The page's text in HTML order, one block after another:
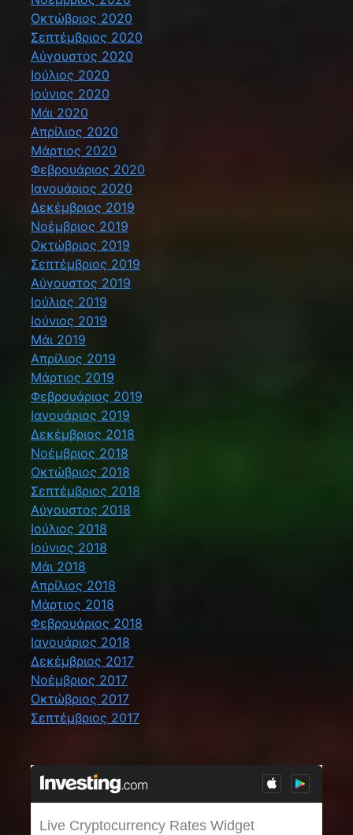
Οκτώβριος 2020
Σεπτέμβριος 2020
Αύγουστος 2020
Ιούλιος 2020
Ιούνιος 2020
Μάι 2020
Απρίλιος 2020
Μάρτιος 2020
Φεβρουάριος 2020
Ιανουάριος 2020
Δεκέμβριος 2019
Νοέμβριος 2019
Οκτώβριος 2019
Σεπτέμβριος 2019
Αύγουστος 2019
Ιούλιος 2019
Ιούνιος 2019
Μάι 2019
Απρίλιος 2019
Μάρτιος 2019
Φεβρουάριος 2019
Ιανουάριος 2019
Δεκέμβριος 2018
Νοέμβριος 2018
Οκτώβριος 2018
Σεπτέμβριος 2018
Αύγουστος 2018
Ιούλιος 2018
Ιούνιος 2018
Μάι 2018
Απρίλιος 2018
Μάρτιος 2018
Φεβρουάριος 2018
Ιανουάριος 2018
Δεκέμβριος 2017
Νοέμβριος 2017
Οκτώβριος 2017
Σεπτέμβριος 2017